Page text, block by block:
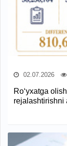
02.07.2026
Ro‘yxatga
rejalashtirishni